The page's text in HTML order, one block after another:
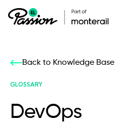
Back to Knowledge Base
GLOSSARY
DevOps